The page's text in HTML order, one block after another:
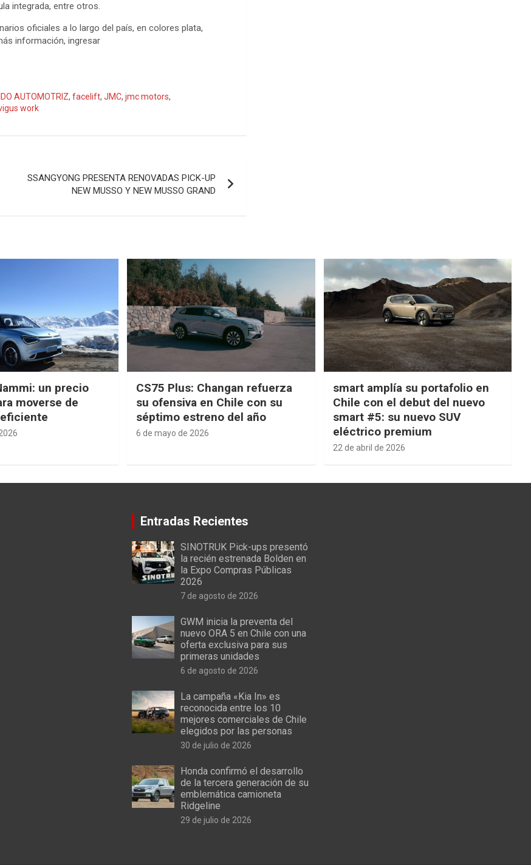
integrada, entre otros.
oficiales a lo largo del país, en colores plata,
información, ingresar
AUTOMOTRIZ, facelift, JMC, jmc motors,
work
SSANGYONG PRESENTA RENOVADAS PICK-UP
NEW MUSSO Y NEW MUSSO GRAND
un precio
moverse de
CS75 Plus: Changan refuerza
su ofensiva en Chile con su
séptimo estreno del año
6 de mayo de 2026
smart amplía su portafolio en
Chile con el debut del nuevo
smart #5: su nuevo SUV
eléctrico premium
22 de abril de 2026
Entradas Recientes
SINOTRUK Pick-ups presentó
la recién estrenada Bolden en
la Expo Compras Públicas
2026
7 de agosto de 2026
GWM inicia la preventa del
nuevo ORA 5 en Chile con una
oferta exclusiva para sus
primeras unidades
6 de agosto de 2026
La campaña «Kia In» es
reconocida entre los 10
mejores comerciales de Chile
elegidos por las personas
30 de julio de 2026
Honda confirmó el desarrollo
de la tercera generación de su
emblemática camioneta
Ridgeline
29 de julio de 2026